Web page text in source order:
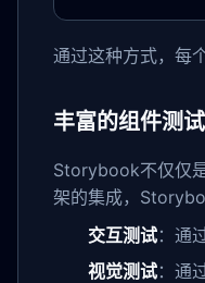
通过这种方式，每
丰富的组件测
Storybook不仅仅
架的集成，
交互测试：通
视觉测试：通